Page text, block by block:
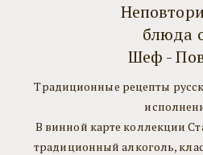
блюда
Шеф -
Традиционные рецепты
В винной карте коллекции
традиционный алкоголь,